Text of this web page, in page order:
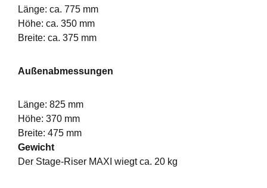
Länge: ca. 775 mm
Höhe: ca. 350 mm
Breite: ca. 375 mm
Außenabmessungen
Länge: 825 mm
Höhe: 370 mm
Breite: 475 mm
Gewicht
Der Stage-Riser MAXI wiegt ca. 20 kg